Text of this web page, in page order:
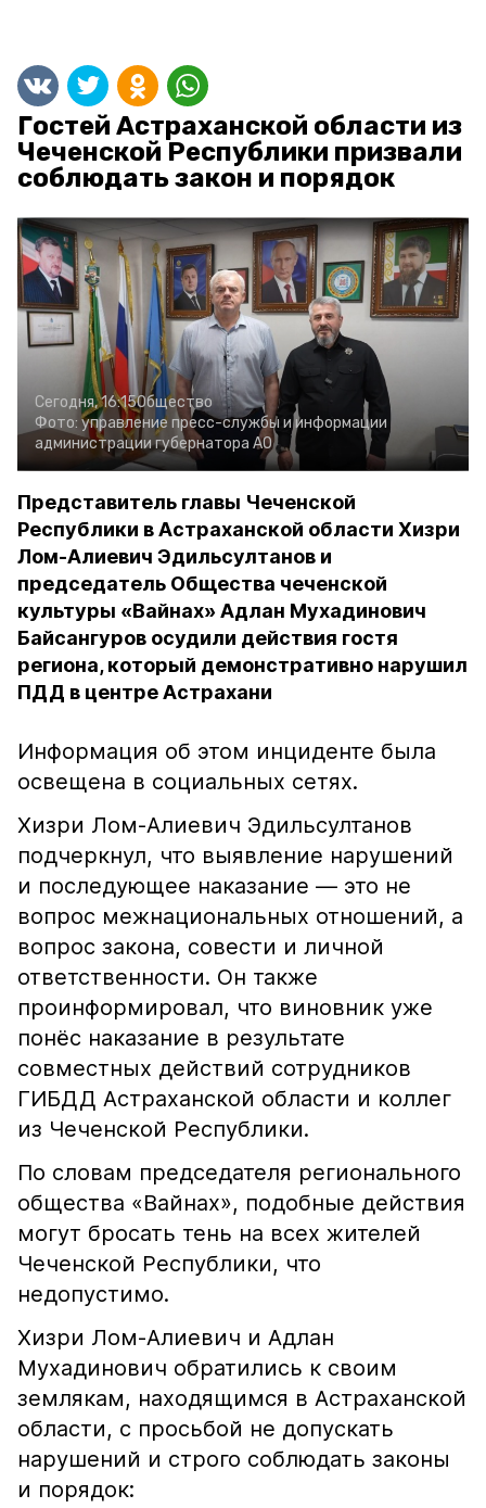
Гостей Астраханской области из
Чеченской Республики призвали
соблюдать закон и порядок
Сегодня, 16:15Общество
Фото: управление пресс-службы и информации
администрации губернатора АО
Представитель главы Чеченской
Республики в Астраханской области Хизри
Лом-Алиевич Эдильсултанов и
председатель Общества чеченской
культуры «Вайнах» Адлан Мухадинович
Байсангуров осудили действия гостя
региона, который демонстративно нарушил
ПДД в центре Астрахани
Информация об этом инциденте была
освещена в социальных сетях.
Хизри Лом-Алиевич Эдильсултанов
подчеркнул, что выявление нарушений
и последующее наказание — это не
вопрос межнациональных отношений, а
вопрос закона, совести и личной
ответственности. Он также
проинформировал, что виновник уже
понёс наказание в результате
совместных действий сотрудников
ГИБДД Астраханской области и коллег
из Чеченской Республики.
По словам председателя регионального
общества «Вайнах», подобные действия
могут бросать тень на всех жителей
Чеченской Республики, что
недопустимо.
Хизри Лом-Алиевич и Адлан
Мухадинович обратились к своим
землякам, находящимся в Астраханской
области, с просьбой не допускать
нарушений и строго соблюдать законы
и порядок: